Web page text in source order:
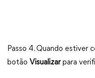
Passo 4. Quando estiver
botão Visualizarpara